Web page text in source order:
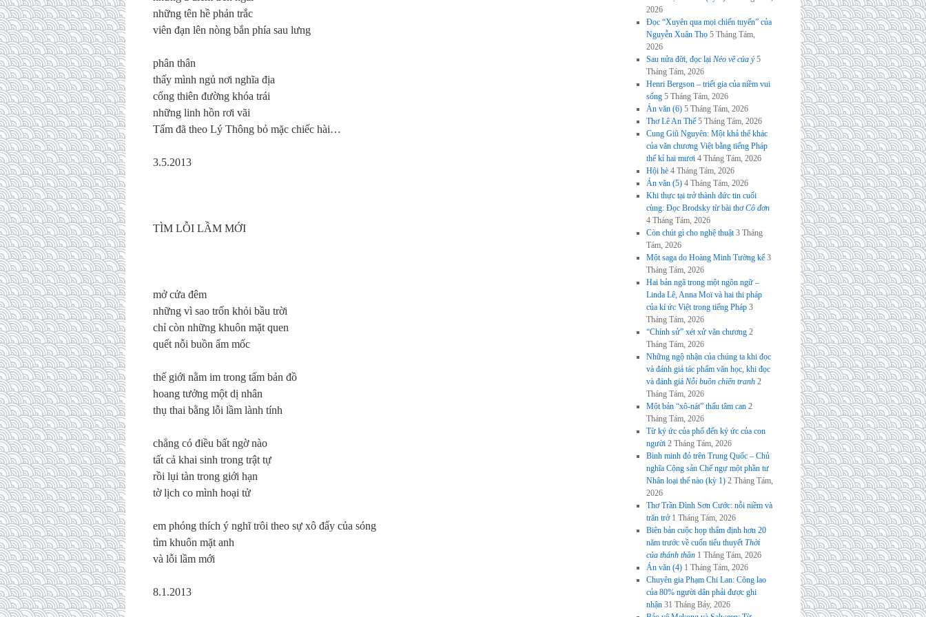
những tên hề phản trắc
viên đạn lên nòng bắn phía sau lưng
phân thân
thấy mình ngủ nơi nghĩa địa
cổng thiên đường khóa trái
những linh hồn rơi vãi
Tấm đã theo Lý Thông bỏ mặc chiếc hài…
3.5.2013
TÌM LỖI LẦM MỚI
mở cửa đêm
những vì sao trốn khỏi bầu trời
chỉ còn những khuôn mặt quen
quết nỗi buồn ẩm mốc
thế giới nằm im trong tấm bản đồ
hoang tưởng một dị nhân
thụ thai bằng lỗi lầm lành tính
chẳng có điều bất ngờ nào
tất cả khai sinh trong trật tự
rồi lụi tàn trong giới hạn
tờ lịch co mình hoại tử
em phóng thích ý nghĩ trôi theo sự xô đẩy của sóng
tìm khuôn mặt anh
và lỗi lầm mới
8.1.2013
2026
Đọc “Xuyên qua mọi chiến tuyến” của
Nguyễn Xuân Thọ 5 Tháng Tám,
2026
Sau nửa đời, đọc lại Nẻo về của ý 5
Tháng Tám, 2026
Henri Bergson – triết gia của niềm vui
sống 5 Tháng Tám, 2026
Án văn (6) 5 Tháng Tám, 2026
Thơ Lê An Thế 5 Tháng Tám, 2026
Cung Giũ Nguyên: Một khả thể khác
của văn chương Việt bằng tiếng Pháp
thế kỉ hai mươi 4 Tháng Tám, 2026
Hội hè 4 Tháng Tám, 2026
Án văn (5) 4 Tháng Tám, 2026
Khi thực tại trở thành đức tin cuối
cùng: Đọc Brodsky từ bài thơCô đơn
4 Tháng Tám, 2026
Còn chút gì cho nghệ thuật 3 Tháng
Tám, 2026
Một saga do Hoàng Minh Tường kể 3
Tháng Tám, 2026
Hai bản ngã trong một ngôn ngữ –
Linda Lê, Anna Moï và hai thi pháp
của kí ức Việt trong tiếng Pháp 3
Tháng Tám, 2026
“Chính sử” xét xử văn chương 2
Tháng Tám, 2026
Những ngộ nhận của chúng ta khi đọc
và đánh giá tác phẩm văn học, khi đọc
và đánh giá Nỗi buồn chiến tranh 2
Tháng Tám, 2026
Một bản “xô-nát” thấu tâm can 2
Tháng Tám, 2026
Từ ký ức của phố đến ký ức của con
người 2 Tháng Tám, 2026
Bình minh đỏ trên Trung Quốc – Chủ
nghĩa Cộng sản Chế ngự một phần tư
Nhân loại thế nào (kỳ 1) 2 Tháng Tám,
2026
Thơ Trần Đình Sơn Cước: nỗi niềm và
trăn trở 1 Tháng Tám, 2026
Biên bản cuộc họp thẩm định hơn 20
năm trước về cuốn tiểu thuyếtThời
của thánh thần 1 Tháng Tám, 2026
Án văn (4) 1 Tháng Tám, 2026
Chuyên gia Phạm Chi Lan: Công lao
của 80% người dân phải được ghi
nhận 31 Tháng Bảy, 2026